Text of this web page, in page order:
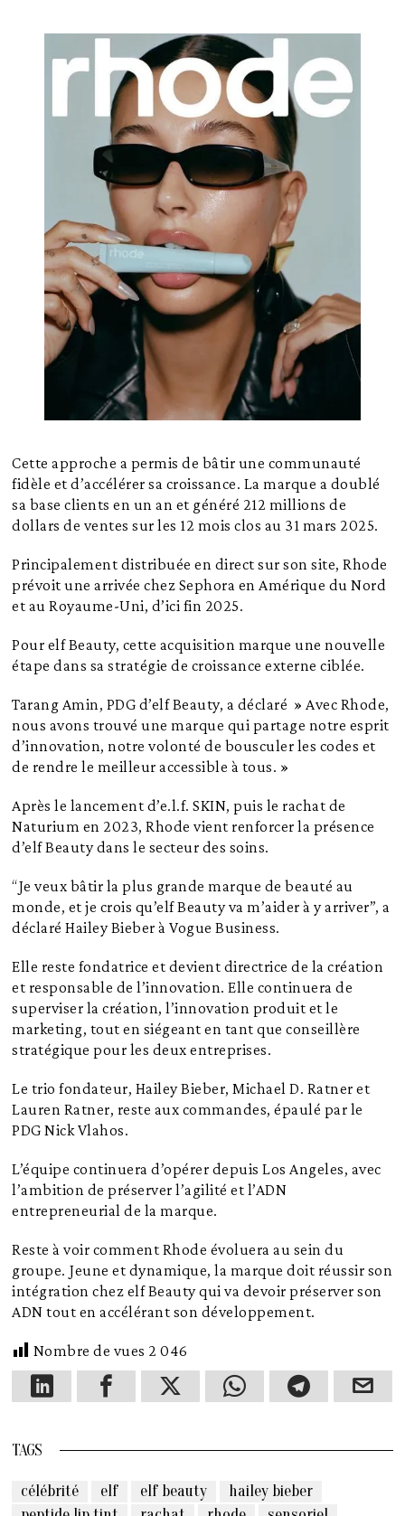
Cette approche a permis de bâtir une communauté
fidèle et d’accélérer sa croissance. La marque a doublé
sa base clients en un an et généré 212 millions de
dollars de ventes sur les 12 mois clos au 31 mars 2025.
Principalement distribuée en direct sur son site, Rhode
prévoit une arrivée chez Sephora en Amérique du Nord
et au Royaume-Uni, d’ici fin 2025.
Pour elf Beauty, cette acquisition marque une nouvelle
étape dans sa stratégie de croissance externe ciblée.
Tarang Amin, PDG d’elf Beauty, a déclaré » Avec Rhode,
nous avons trouvé une marque qui partage notre esprit
d’innovation, notre volonté de bousculer les codes et
de rendre le meilleur accessible à tous. »
Après le lancement d’e.l.f. SKIN, puis le rachat de
Naturium en 2023, Rhode vient renforcer la présence
d’elf Beauty dans le secteur des soins.
“Je veux bâtir la plus grande marque de beauté au
monde, et je crois qu’elf Beauty va m’aider à y arriver”, a
déclaré Hailey Bieber à Vogue Business.
Elle reste fondatrice et devient directrice de la création
et responsable de l’innovation. Elle continuera de
superviser la création, l’innovation produit et le
marketing, tout en siégeant en tant que conseillère
stratégique pour les deux entreprises.
Le trio fondateur, Hailey Bieber, Michael D. Ratner et
Lauren Ratner, reste aux commandes, épaulé par le
PDG Nick Vlahos.
L’équipe continuera d’opérer depuis Los Angeles, avec
l’ambition de préserver l’agilité et l’ADN
entrepreneurial de la marque.
Reste à voir comment Rhode évoluera au sein du
groupe. Jeune et dynamique, la marque doit réussir son
intégration chez elf Beauty qui va devoir préserver son
ADN tout en accélérant son développement.
Nombre de vues 2 046
TAGS
célébrité elf elf beauty
hailey bieber